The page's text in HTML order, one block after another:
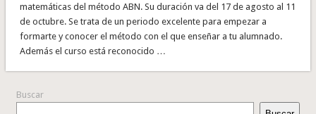
matemáticas del método ABN. Su duración va del 17 de agosto al 11
de octubre. Se trata de un periodo excelente para empezar a
formarte y conocer el método con el que enseñar a tu alumnado.
Además el curso está reconocido …
Buscar